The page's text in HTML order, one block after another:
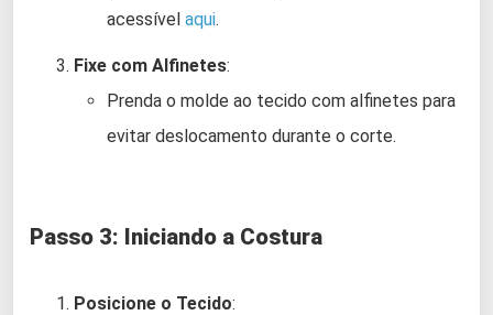
acessível aqui.
Fixe com Alfinetes:
Prenda o molde ao tecido com alfinetes para
evitar deslocamento durante o corte.
Passo 3: Iniciando a Costura
Posicione o Tecido: